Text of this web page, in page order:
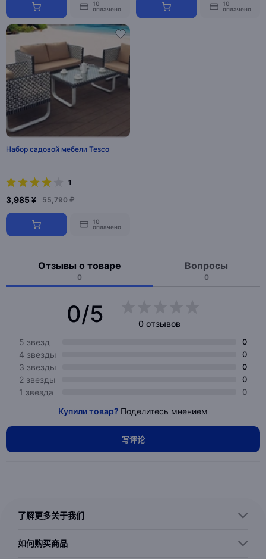
10
оплачено
10
оплачено
Набор садовой мебели Tesco
1
3,985 ¥ 55,790 ₽
10
оплачено
Отзывы о товаре
0
Вопросы
0
0/5
0 отзывов
5 звезд
0
4 звезды 0
3 звезды 0
2 звезды 0
1 звезда 0
Купили товар? Поделитесь мнением
写评论
了解更多关于我们
如何购买商品